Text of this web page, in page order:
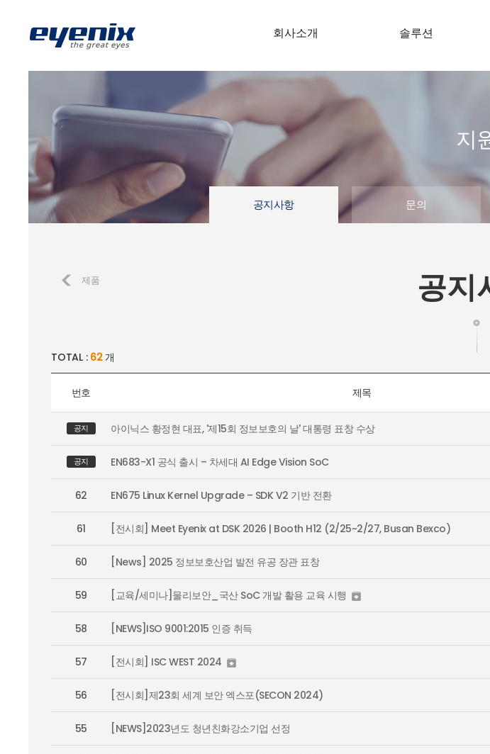
회사소개 솔루션
지
공지사항 문의
공지
제품
TOTAL : 62개
번호 제목
공지 아이닉스 황정현 대표, '제15회 정보보호의 날' 대통령 표창 수상
공지 EN683-X1 공식 출시 – 차세대 AI Edge Vision SoC
62 EN675 Linux Kernel Upgrade – SDK V2 기반 전환
61 [전시회] Meet Eyenix at DSK 2026 | Booth H12 (2/25~2/27, Busan Bexco)
60 [News] 2025 정보보호산업 발전 유공 장관 표창
59 [교육/세미나]물리보안_국산 SoC 개발 활용 교육 시행 
58 [NEWS]ISO 9001:2015 인증 취득
57 [전시회] ISC WEST 2024 
56 [전시회]제23회 세계 보안 엑스포(SECON 2024)
55 [NEWS]2023년도 청년친화강소기업 선정